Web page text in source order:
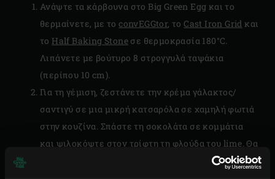
Ανάψτε τα κάρβουνα στο Big Green Egg και το
θερμαίνετε, με τοconvEGGtor, τοCast Iron Grid και
τοHalf Baking Stone σε θερμοκρασία 180°C.
Λιπάνετε με βούτυρο 8 στρογγυλά ταψάκια
(περίπου 10 cm).
Για τη γέμιση, ζεστάνετε την κρέμα γάλακτος/
σαντιγύ σε μια μικρή κατσαρόλα σε χαμηλή φωτιά
στην κουζίνα. Σπάστε τη σοκολάτα σε κομμάτια
και ψιλοκόψτε στον τρίφτη τη φλούδα του lime. Θα